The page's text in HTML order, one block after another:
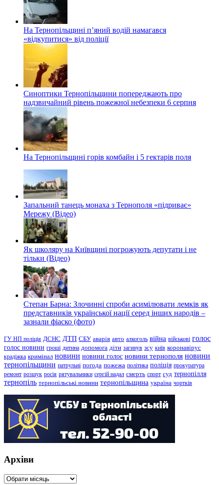
На Тернопільщині п’яний водій намагався
«відкупитися» від поліції
Синоптики Тернопільщини попереджають про
надзвичайний рівень пожежної небезпеки 6 серпня
На Тернопільщині горів комбайн і 5 гектарів поля
Запальний танець монаха з Тернополя «підриває»
Мережу (Відео)
Як школяру на Київщині погрожують депутати і не
тільки (Відео)
Степан Барна: Злочинні спроби асимілювати лемків як
представників української нації серед інших народів –
зазнали фіаско (фото)
ГУ НП поліція ДСНС ДТП СБУ аварія авто алкоголь війна військові голос
голос новини гроші дитина допомога діти загинув зсу київ коронавірус
крадіжка кримінал новини новини голос новини тернополя новини
тернопільщини патрульні погода пожежа політика поліція прокуратура
ремонт розшук росія рятувальники сергій надал смерть спорт суд тернопілля
тернопіль тернопільські новини тернопільщина україна чортків
Архіви
Архіви